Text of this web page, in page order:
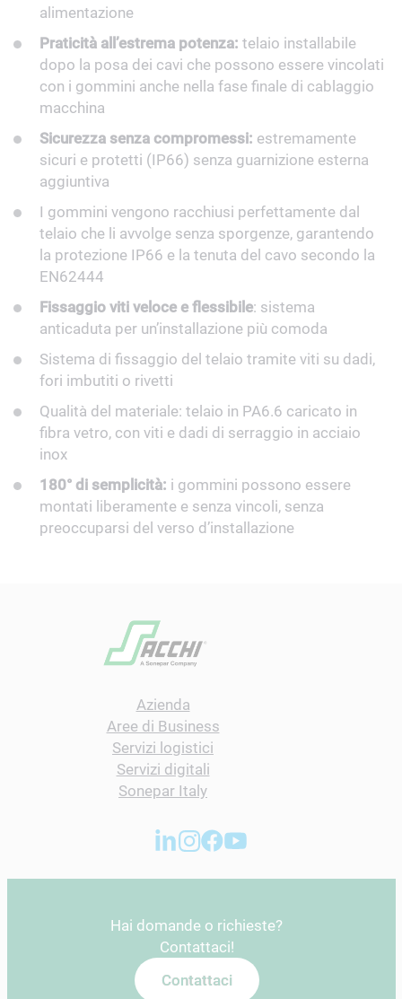
alimentazione
Praticità all’estrema potenza: telaio installabile
dopo la posa dei cavi che possono essere vincolati
con i gommini anche nella fase finale di cablaggio
macchina
Sicurezza senza compromessi: estremamente
sicuri e protetti (IP66) senza guarnizione esterna
aggiuntiva
I gommini vengono racchiusi perfettamente dal
telaio che li avvolge senza sporgenze, garantendo
la protezione IP66 e la tenuta del cavo secondo la
EN62444
Fissaggio viti veloce e flessibile: sistema
anticaduta per un’installazione più comoda
Sistema di fissaggio del telaio tramite viti su dadi,
fori imbutiti o rivetti
Qualità del materiale: telaio in PA6.6 caricato in
fibra vetro, con viti e dadi di serraggio in acciaio
inox
180° di semplicità: i gommini possono essere
montati liberamente e senza vincoli, senza
preoccuparsi del verso d’installazione
Azienda
Aree di Business
Servizi logistici
Servizi digitali
Sonepar Italy
Hai domande o richieste?
Contattaci!
Contattaci